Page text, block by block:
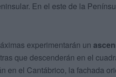
En el este de la
experimentarán un
que descenderán en el
en el Cantábrico, la fachada